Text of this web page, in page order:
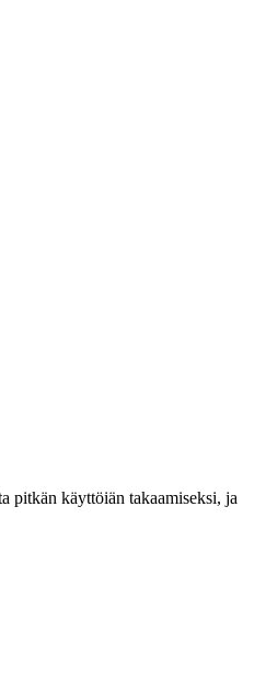
pitkän käyttöiän takaamiseksi, ja